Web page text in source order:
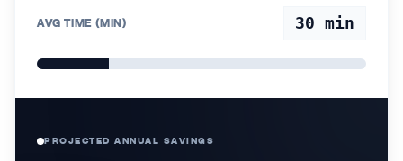
AVG TIME (MIN) 30 min
PROJECTED ANNUAL SAVINGS